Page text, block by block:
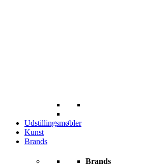
Udstillingsmøbler
Kunst
Brands
Brands